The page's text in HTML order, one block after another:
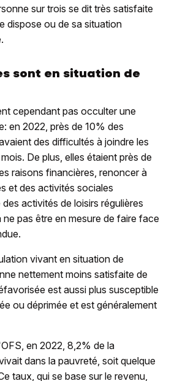
sur trois se dit très satisfaite
dispose ou de sa situation
sont en situation de
cependant pas occulter une
en 2022, près de 10% des
des difficultés à joindre les
De plus, elles étaient près de
raisons financières, renoncer à
et des activités sociales
activités de loisirs régulières
pas être en mesure de faire face
vivant en situation de
nettement moins satisfaite de
est aussi plus susceptible
ou déprimée et est généralement
en 2022, 8,2% de la
dans la pauvreté, soit quelque
taux, qui se base sur le revenu,